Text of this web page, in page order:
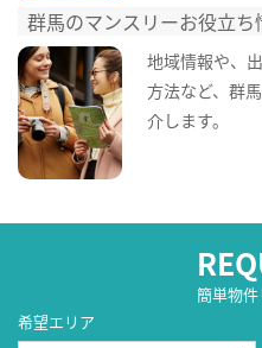
群馬のマンスリーお役立ち
地域情報や、
方法など、群
介します。
簡単物
希望エリア